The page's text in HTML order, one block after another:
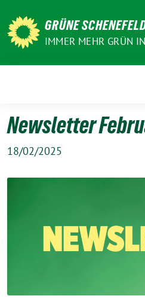
zum
Inhalt
GRÜNE
IMMER MEHR GRÜN
Newsletter
18/02/2025